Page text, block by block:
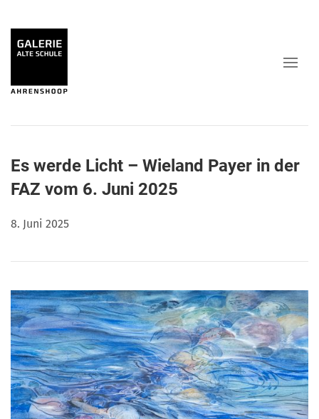
Es werde Licht – Wieland Payer in der
FAZ vom 6. Juni 2025
8. Juni 2025